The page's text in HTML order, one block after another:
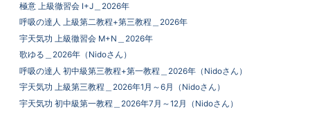
極意 上級徹習会 I+J＿2026年
呼吸の達人 上級第二教程+第三教程＿2026年
宇天気功 上級徹習会 M+N＿2026年
歌ゆる＿2026年（Nidoさん）
呼吸の達人 初中級第三教程+第一教程＿2026年（Nidoさん）
宇天気功 上級第三教程＿2026年1月～6月（Nidoさん）
宇天気功 初中級第一教程＿2026年7月～12月（Nidoさん）